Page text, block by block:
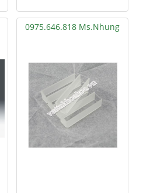
0975.646.818 Ms.Nhung